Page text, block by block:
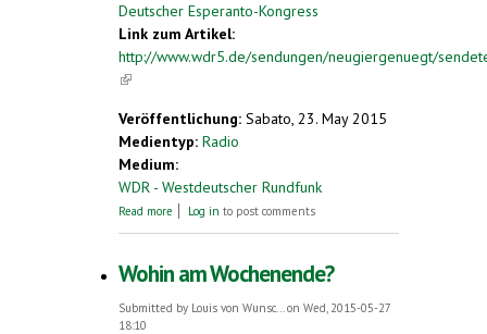
Deutscher Esperanto-Kongress
Link zum Artikel:
http://www.wdr5.de/sendungen/neugiergenuegt/
(link is external)
Veröffentlichung: Sabato, 23. May 2015
Medientyp: Radio
Medium:
WDR - Westdeutscher Rundfunk
Read more about International bekannt und leicht zu
Log in to post comments
Wohin am Wochenende?
Submitted by Louis von Wunsc...on Wed, 2015-05-27
18:10